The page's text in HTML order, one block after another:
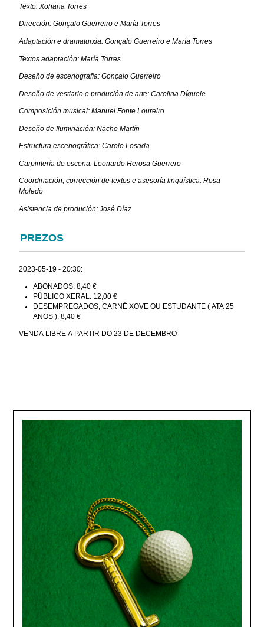
Texto: Xohana Torres
Dirección: Gonçalo Guerreiro e María Torres
Adaptación e dramaturxia: Gonçalo Guerreiro e María Torres
Textos adaptación: María Torres
Deseño de escenografía: Gonçalo Guerreiro
Deseño de vestiario e produción de arte: Carolina Díguele
Composición musical: Manuel Fonte Loureiro
Deseño de Iluminación: Nacho Martín
Estructura escenográfica: Carolo Losada
Carpintería de escena: Leonardo Herosa Guerrero
Coordinación, corrección de textos e asesoría lingüística: Rosa
Moledo
Asistencia de produción: José Díaz
PREZOS
2023-05-19 - 20:30:
ABONADOS: 8,40 €
PÚBLICO XERAL: 12,00 €
DESEMPREGADOS, CARNÉ XOVE OU ESTUDANTE ( ATA 25
ANOS ): 8,40 €
VENDA LIBRE A PARTIR DO 23 DE DECEMBRO